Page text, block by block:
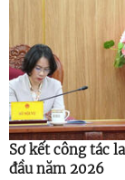
Sơ kết công tác
đầu năm 2026